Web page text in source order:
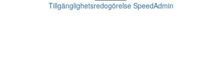
Tillgänglighetsredogörelse SpeedAdmin